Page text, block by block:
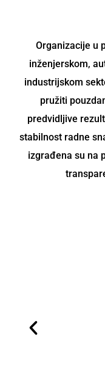
Organizacije u
inženjerskom,
industrijskom
pružiti
predvidljive
stabilnost radne
izgrađena su na